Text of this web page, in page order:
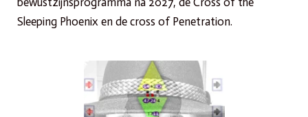
Sleeping Phoenix en de cross of Penetration.